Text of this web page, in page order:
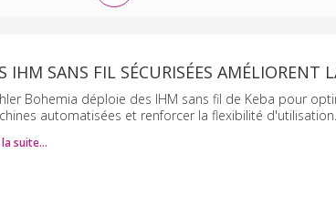
IHM SANS FIL SÉCURISÉES AMÉLIORENT
Bohemia déploie des IHM sans fil de Keba pour
automatisées et renforcer la flexibilité d'utilisation.
la suite…